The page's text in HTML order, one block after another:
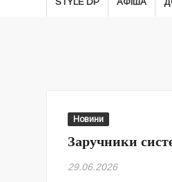
Новини
Заручники
29.06.2026